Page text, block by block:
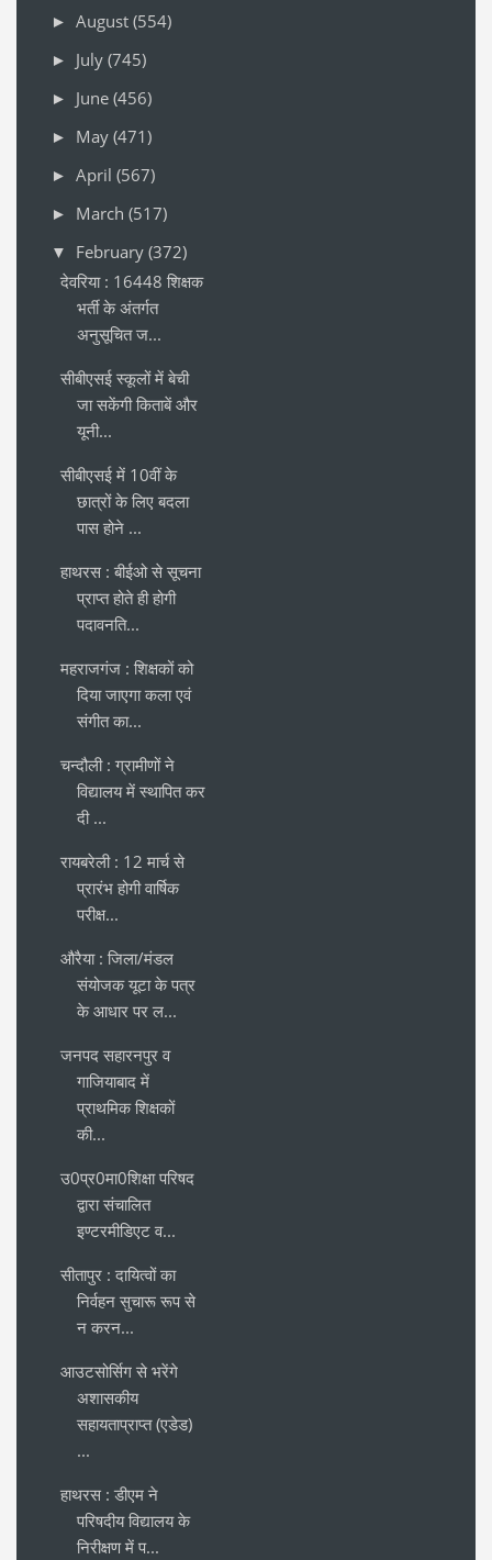
► August (554)
► July (745)
► June (456)
► May (471)
► April (567)
► March (517)
▼ February (372)
देवरिया : 16448 शिक्षक
भर्ती के अंतर्गत
अनुसूचित ज...
सीबीएसई स्कूलों में बेची
जा सकेंगी किताबें और
यूनी...
सीबीएसई में 10वीं के
छात्रों के लिए बदला
पास होने ...
हाथरस : बीईओ से सूचना
प्राप्त होते ही होगी
पदावनति...
महराजगंज : शिक्षकों को
दिया जाएगा कला एवं
संगीत का...
चन्दौली : ग्रामीणों ने
विद्यालय में स्थापित कर
दी ...
रायबरेली : 12 मार्च से
प्रारंभ होगी वार्षिक
परीक्ष...
औरैया : जिला/मंडल
संयोजक यूटा के पत्र
के आधार पर ल...
जनपद सहारनपुर व
गाजियाबाद में
प्राथमिक शिक्षकों
की...
उ0प्र0मा0शिक्षा परिषद
द्वारा संचालित
इण्टरमीडिएट व...
सीतापुर : दायित्वों का
निर्वहन सुचारू रूप से
न करन...
आउटसोर्सिग से भरेंगे
अशासकीय
सहायताप्राप्त (एडेड)
...
हाथरस : डीएम ने
परिषदीय विद्यालय के
निरीक्षण में प...